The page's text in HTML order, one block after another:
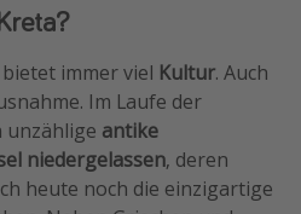
immer viel Kultur. Auch
Im Laufe der
unzählige antike
niedergelassen, deren
heute noch die einzigartige